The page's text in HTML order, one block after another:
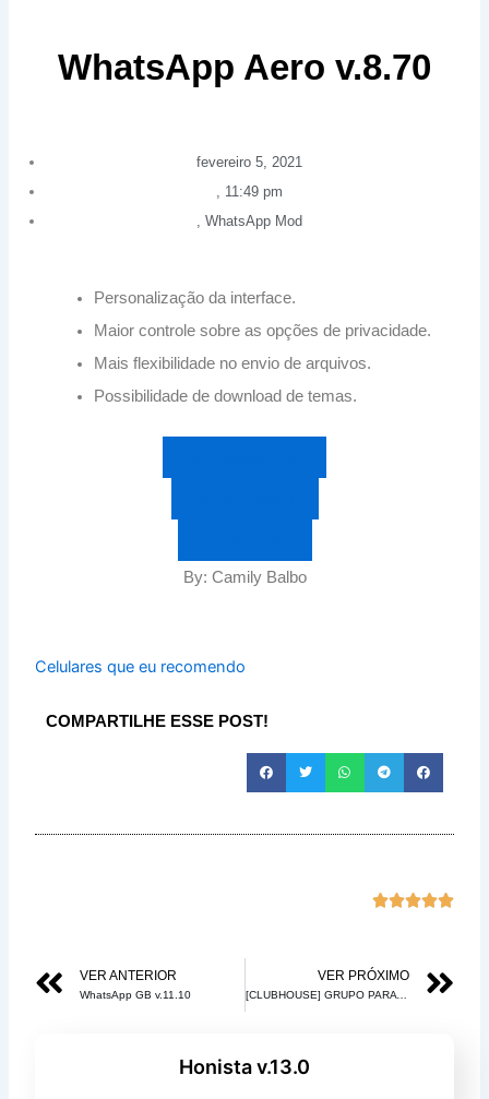
WhatsApp Aero v.8.70
fevereiro 5, 2021
, 11:49 pm
, WhatsApp Mod
Personalização da interface.
Maior controle sobre as opções de privacidade.
Mais flexibilidade no envio de arquivos.
Possibilidade de download de temas.
By: Camily Balbo
Celulares que eu recomendo
COMPARTILHE ESSE POST!

de
Anterior
VER ANTERIOR
WhatsApp GB v.11.10
VER PRÓXIMO
[CLUBHOUSE] GRUPO PARA CONSEGUIR CONVITES DE GRAÇA!
Honista v.13.0